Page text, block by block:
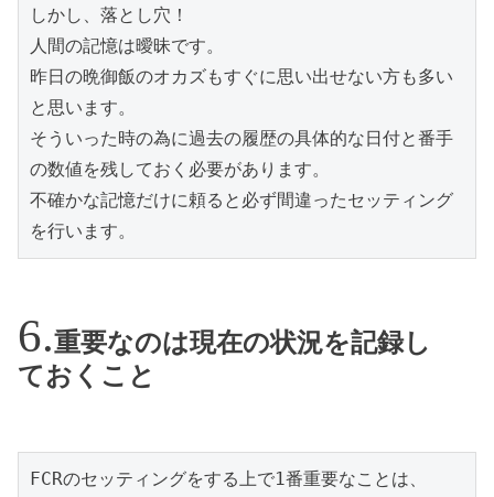
しかし、落とし穴！
人間の記憶は曖昧です。
昨日の晩御飯のオカズもすぐに思い出せない方も多い
と思います。
そういった時の為に過去の履歴の具体的な日付と番手
の数値を残しておく必要があります。
不確かな記憶だけに頼ると必ず間違ったセッティング
を行います。
重要なのは現在の状況を記録し
ておくこと
FCRのセッティングをする上で1番重要なことは、